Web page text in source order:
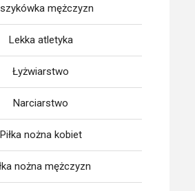
mężczyzn
Lekka atletyka
Łyżwiarstwo
Narciarstwo
Piłka nożna kobiet
nożna mężczyzn